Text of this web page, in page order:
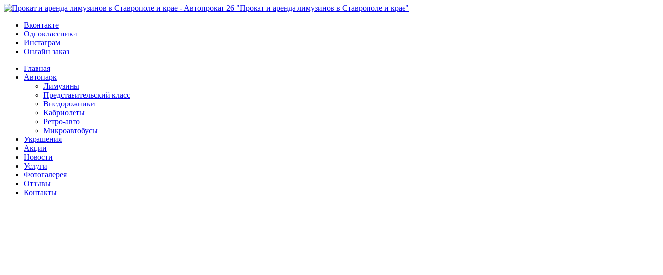
"Прокат и аренда лимузинов в Ставрополе и крае"
Вконтакте
Одноклассники
Инстаграм
Онлайн заказ
Главная
Автопарк
Лимузины
Представительский класс
Внедорожники
Кабриолеты
Ретро-авто
Микроавтобусы
Украшения
Акции
Новости
Услуги
Фотогалерея
Отзывы
­Контакты